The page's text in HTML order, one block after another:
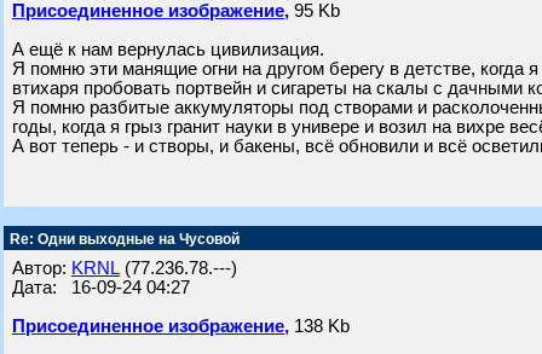
Присоединенное изображение, 95 Kb
А ещё к нам вернулась цивилизация.
Я помню эти манящие огни на другом берегу в детстве,
втихаря пробовать портвейн и сигареты на скалы с дачными
Я помню разбитые аккумуляторы под створами и
годы, когда я грыз гранит науки в универе и возил на вихре
А вот теперь - и створы, и бакены, всё обновили и всё
Re: Одни выходные на Чусовой
Автор: KRNL (77.236.78.---)
Дата: 16-09-24 04:27
Присоединенное изображение, 138 Kb